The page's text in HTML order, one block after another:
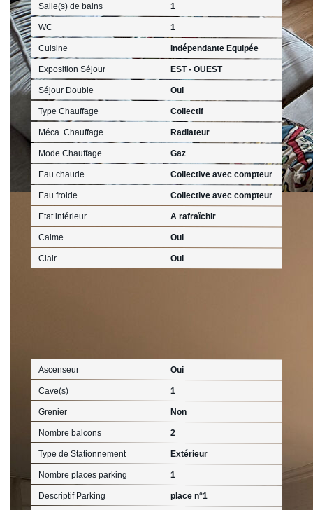
Salle(s) de bains 1
WC 1
Cuisine Indépendante Equipée
Exposition Séjour EST - OUEST
Séjour Double Oui
Type Chauffage Collectif
Méca. Chauffage Radiateur
Mode Chauffage Gaz
Eau chaude Collective avec compteur
Eau froide Collective avec compteur
Etat intérieur A rafraîchir
Calme Oui
Clair Oui
Ascenseur Oui
Cave(s) 1
Grenier Non
Nombre balcons 2
Type de Stationnement Extérieur
Nombre places parking 1
Descriptif Parking place n°1